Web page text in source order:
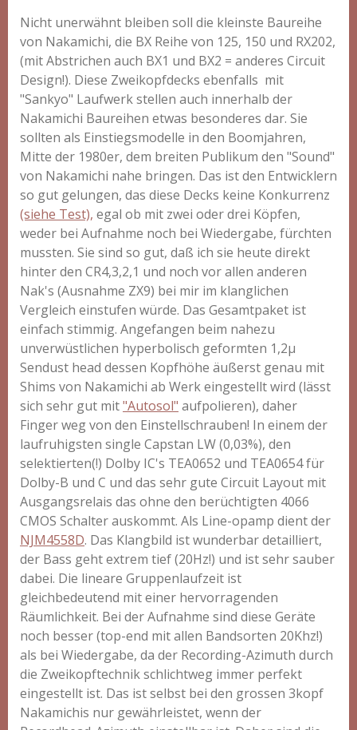
Nicht unerwähnt bleiben soll die kleinste Baureihe
von Nakamichi, die BX Reihe von 125, 150 und RX202,
(mit Abstrichen auch BX1 und BX2 = anderes Circuit
Design!). Diese Zweikopfdecks ebenfalls mit
"Sankyo" Laufwerk stellen auch innerhalb der
Nakamichi Baureihen etwas besonderes dar. Sie
sollten als Einstiegsmodelle in den Boomjahren,
Mitte der 1980er, dem breiten Publikum den "Sound"
von Nakamichi nahe bringen. Das ist den Entwicklern
so gut gelungen, das diese Decks keine Konkurrenz
(siehe Test), egal ob mit zwei oder drei Köpfen,
weder bei Aufnahme noch bei Wiedergabe, fürchten
mussten. Sie sind so gut, daß ich sie heute direkt
hinter den CR4,3,2,1 und noch vor allen anderen
Nak's (Ausnahme ZX9) bei mir im klanglichen
Vergleich einstufen würde. Das Gesamtpaket ist
einfach stimmig. Angefangen beim nahezu
unverwüstlichen hyperbolisch geformten 1,2µ
Sendust head dessen Kopfhöhe äußerst genau mit
Shims von Nakamichi ab Werk eingestellt wird (lässt
sich sehr gut mit"Autosol" aufpolieren), daher
Finger weg von den Einstellschrauben! In einem der
laufruhigsten single Capstan LW (0,03%), den
selektierten(!) Dolby IC's TEA0652 und TEA0654 für
Dolby-B und C und das sehr gute Circuit Layout mit
Ausgangsrelais das ohne den berüchtigten 4066
CMOS Schalter auskommt. Als Line-opamp dient der
NJM4558D. Das Klangbild ist wunderbar detailliert,
der Bass geht extrem tief (20Hz!) und ist sehr sauber
dabei. Die lineare Gruppenlaufzeit ist
gleichbedeutend mit einer hervorragenden
Räumlichkeit. Bei der Aufnahme sind diese Geräte
noch besser (top-end mit allen Bandsorten 20Khz!)
als bei Wiedergabe, da der Recording-Azimuth durch
die Zweikopftechnik schlichtweg immer perfekt
eingestellt ist. Das ist selbst bei den grossen 3kopf
Nakamichis nur gewährleistet, wenn der